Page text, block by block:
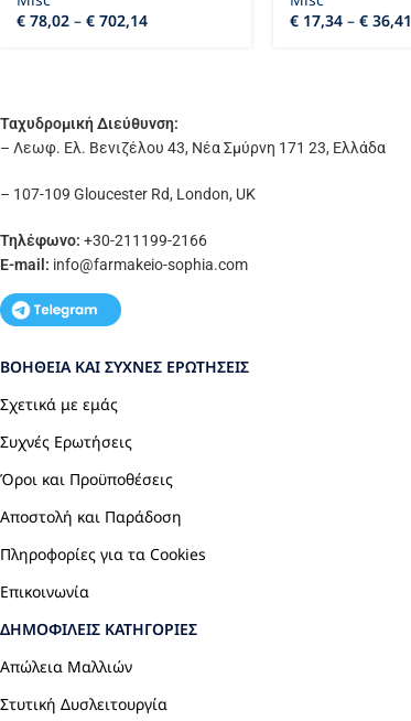
€ 78,02 – € 702,14
€ 17,34 – € 36,41
Ταχυδρομική Διεύθυνση:
– Λεωφ. Ελ. Βενιζέλου 43, Νέα Σμύρνη 171 23, Ελλάδα
– 107-109 Gloucester Rd, London, UK
Τηλέφωνο: +30-211199-2166
E-mail: info@farmakeio-sophia.com
ΒΟΉΘΕΙΑ ΚΑΙ ΣΥΧΝΈΣ ΕΡΩΤΉΣΕΙΣ
Σχετικά με εμάς
Συχνές Ερωτήσεις
Όροι και Προϋποθέσεις
Αποστολή και Παράδοση
Πληροφορίες για τα Cookies
Επικοινωνία
ΔΗΜΟΦΙΛΕΊΣ ΚΑΤΗΓΟΡΊΕΣ
Απώλεια Μαλλιών
Στυτική Δυσλειτουργία